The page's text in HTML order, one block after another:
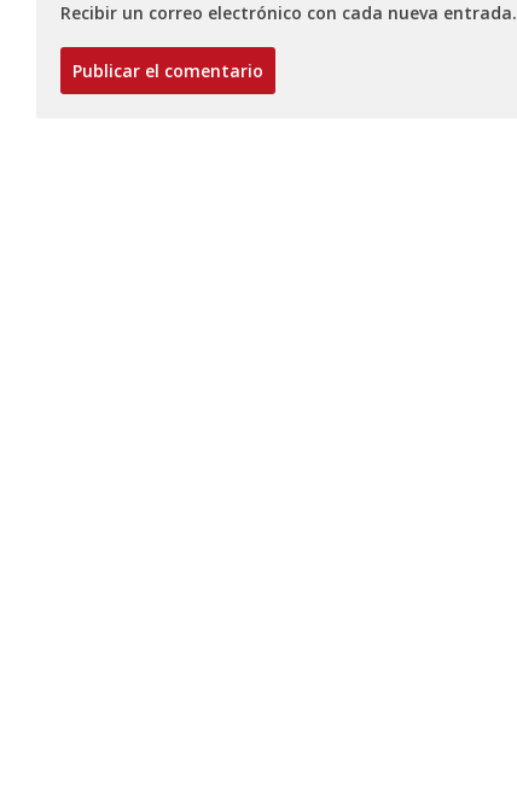
Recibir un correo electrónico con cada nueva entrada.